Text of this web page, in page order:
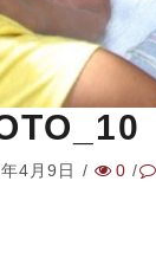
4月9日 / 0 /